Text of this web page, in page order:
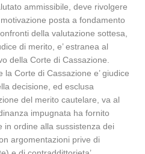
ammissibile, deve rivolgere
posta a fondamento
della valutazione sottesa,
di merito, e’ estranea al
della Corte di Cassazione.
Corte di Cassazione e’ giudice
decisione, ed esclusa
del merito cautelare, va al
impugnata ha fornito
in ordine alla sussistenza dei
argomentazioni prive di